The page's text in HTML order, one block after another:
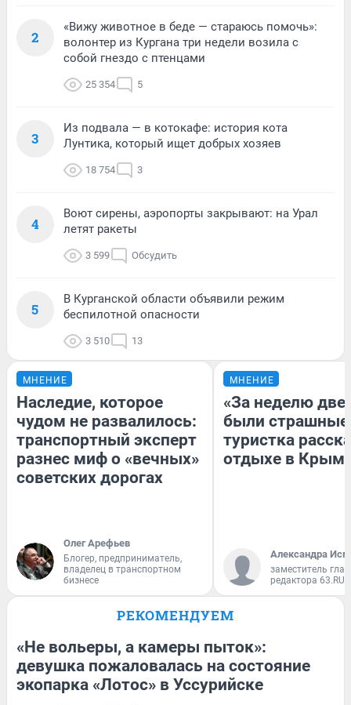
2
«Вижу животное в беде — стараюсь помочь»:
волонтер из Кургана три недели возила с
собой гнездо с птенцами
25 354 5
3
Из подвала — в котокафе: история кота
Лунтика, который ищет добрых хозяев
18 754 3
4
Воют сирены, аэропорты закрывают: на Урал
летят ракеты
3 599 Обсудить
5
В Курганской области объявили режим
беспилотной опасности
3 510 13
МНЕНИЕ
Наследие, которое
чудом не развалилось:
транспортный эксперт
разнес миф о «вечных»
советских дорогах
Олег Арефьев
Блогер, предприниматель,
владелец в транспортном
бизнесе
МНЕНИЕ
«За неделю две
были
туристка
отдыхе в
Александра
заместитель
редактора 63.RU
РЕКОМЕНДУЕМ
«Не вольеры, а камеры пыток»:
девушка пожаловалась на состояние
экопарка «Лотос» в Уссурийске